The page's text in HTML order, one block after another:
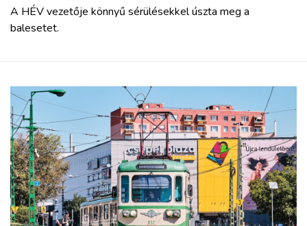
A HÉV vezetője könnyű sérülésekkel úszta meg a
balesetet.